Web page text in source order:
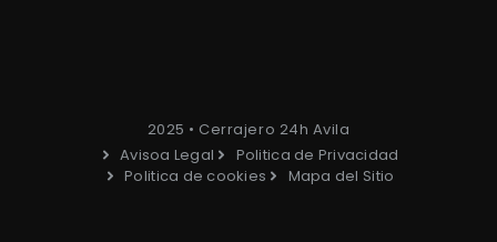
2025 • Cerrajero 24h Avila
Avisoa Legal
Politica de Privacidad
Politica de cookies
Mapa del Sitio